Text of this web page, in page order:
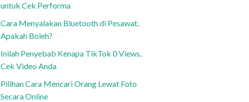
untuk Cek Performa
Cara Menyalakan Bluetooth di Pesawat,
Apakah Boleh?
Inilah Penyebab Kenapa TikTok 0 Views,
Cek Video Anda
Pilihan Cara Mencari Orang Lewat Foto
Secara Online